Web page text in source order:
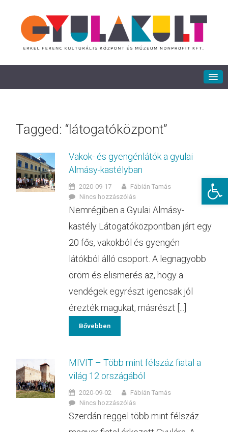
Tagged: “látogatóközpont”
Vakok- és gyengénlátók a gyulai
Almásy-kastélyban
2020-09-17
Fábián Tamás
Nincs hozzászólás
Nemrégiben a Gyulai Almásy-
kastély Látogatóközpontban járt egy
20 fős, vakokból és gyengén
látókból álló csoport. A legnagyobb
öröm és elismerés az, hogy a
vendégek egyrészt igencsak jól
érezték magukat, másrészt [...]
Bővebben
MIVIT – Több mint félszáz fiatal a
világ 12 országából
2020-09-02
Fábián Tamás
Nincs hozzászólás
Szerdán reggel több mint félszáz